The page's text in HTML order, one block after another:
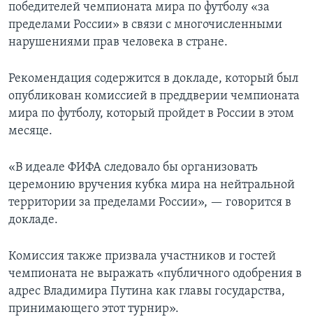
победителей чемпионата мира по футболу «за
пределами России» в связи с многочисленными
нарушениями прав человека в стране.
Рекомендация содержится в докладе, который был
опубликован комиссией в преддверии чемпионата
мира по футболу, который пройдет в России в этом
месяце.
«В идеале ФИФА следовало бы организовать
церемонию вручения кубка мира на нейтральной
территории за пределами России», — говорится в
докладе.
Комиссия также призвала участников и гостей
чемпионата не выражать «публичного одобрения в
адрес Владимира Путина как главы государства,
принимающего этот турнир».